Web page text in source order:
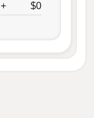
+ $0